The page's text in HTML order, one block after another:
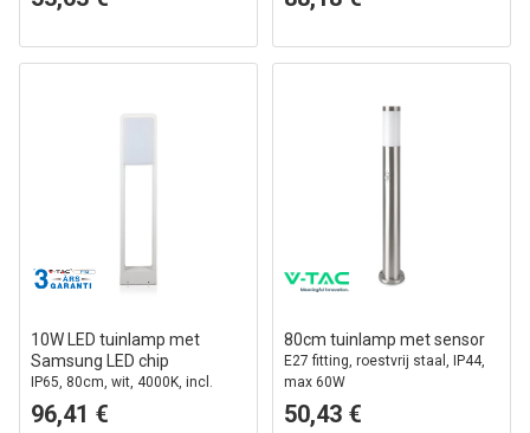
10W LED tuinlamp met
Samsung LED chip
IP65, 80cm, wit, 4000K, incl.
lichtbron
96,41 €
80cm tuinlamp met sensor
E27 fitting, roestvrij staal, IP44,
max 60W
50,43 €